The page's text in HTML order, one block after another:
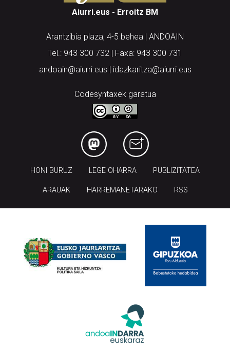
Aiurri.eus - Erroitz BM
Arantzibia plaza, 4-5 behea | ANDOAIN
Tel.: 943 300 732 | Faxa: 943 300 731
andoain@aiurri.eus | idazkaritza@aiurri.eus
Codesyntaxek garatua
HONI BURUZ LEGE OHARRA PUBLIZITATEA
ARAUAK HARREMANETARAKO RSS